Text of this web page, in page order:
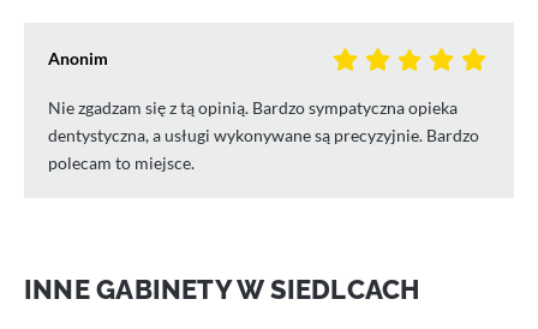
Anonim
Nie zgadzam się z tą opinią. Bardzo sympatyczna opieka
dentystyczna, a usługi wykonywane są precyzyjnie. Bardzo
polecam to miejsce.
INNE GABINETY W SIEDLCACH